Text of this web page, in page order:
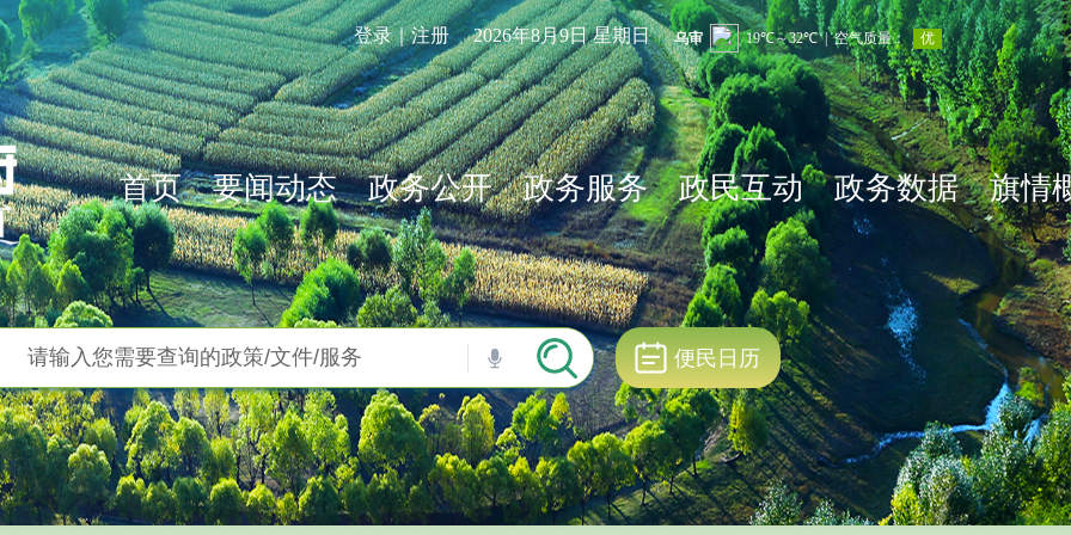
登录｜注册 2026年8月9日 星期日
首页 要闻动态 政务公开 政务服务 政民互动 政务数据 旗情
便民日历